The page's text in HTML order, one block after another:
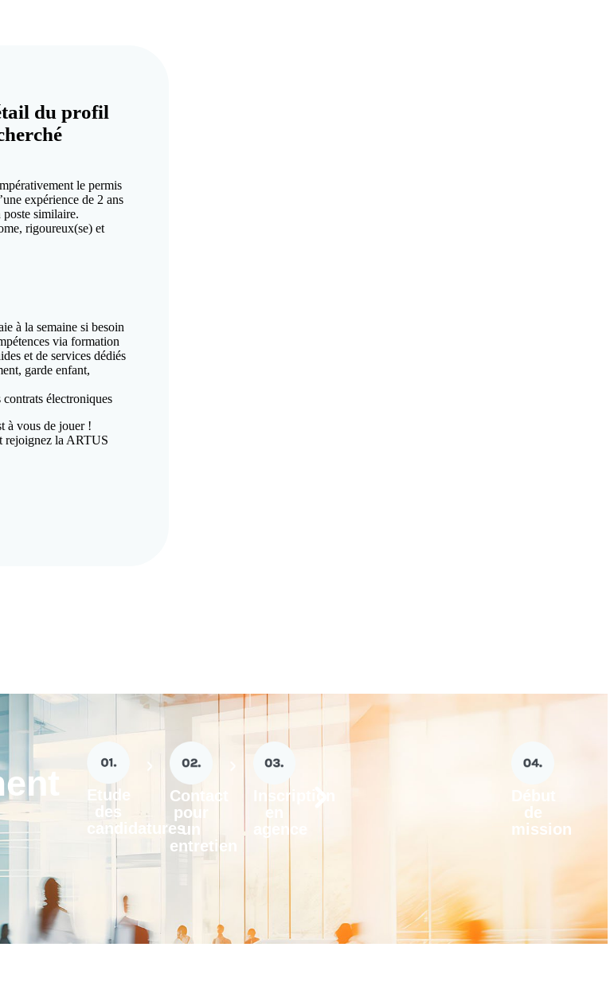
duprofil
le permis
expérience de 2 ans
similaire.
rigoureux(se) et
à la semaine si besoin
via formation
et de services dédiés
garde enfant,
contrats électroniques
à vous de jouer !
rejoignez la ARTUS
Etude
des
candidatures
Contact
pour
un
entretien
Inscription
en
agence
de
mission